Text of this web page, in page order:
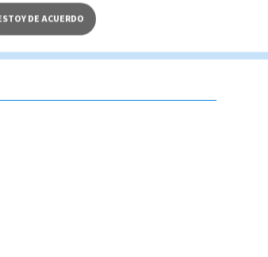
DE ACUERDO